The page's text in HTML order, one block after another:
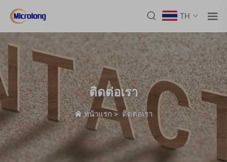
TH
ติดต่อเรา
หน้าแรก > ติดต่อเรา